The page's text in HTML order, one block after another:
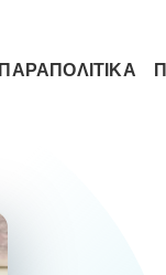
ΠΑΡΑΠΟΛΙΤΙΚΑ